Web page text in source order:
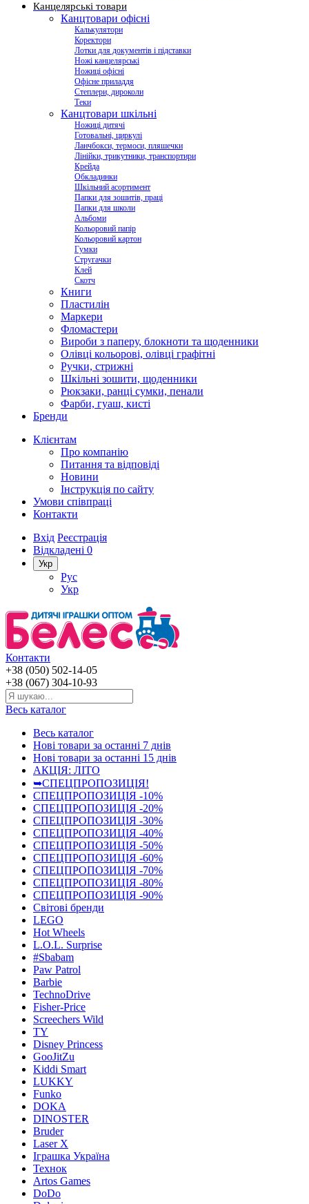
Канцелярські товари
Канцтовари офісні
Калькулятори
Коректори
Лотки для документів і підставки
Ножі канцелярські
Ножиці офісні
Офісне приладдя
Степлери, дироколи
Теки
Канцтовари шкільні
Ножиці дитячі
Готовальні, циркулі
Ланчбокси, термоси, пляшечки
Лінійки, трикутники, транспортири
Крейда
Обкладинки
Шкільний асортимент
Папки для зошитів, праці
Папки для школи
Альбоми
Кольоровий папір
Кольоровий картон
Гумки
Стругачки
Клей
Скотч
Книги
Пластилін
Маркери
Фломастери
Вироби з паперу, блокноти та щоденники
Олівці кольорові, олівці графітні
Ручки, стрижні
Шкільні зошити, щоденники
Рюкзаки, ранці сумки, пенали
Фарби, гуаш, кисті
Бренди
Клієнтам
Про компанію
Питання та відповіді
Новини
Інструкція по сайту
Умови співпраці
Контакти
Вхід Реєстрація
Відкладені 0
Укр
Рус
Укр
Контакти
+38 (050) 502-14-05
+38 (067) 304-10-93
Весь каталог
Весь каталог
Нові товари за останнi 7 днiв
Нові товари за останнi 15 днiв
АКЦІЯ: ЛІТО
➥СПЕЦПРОПОЗИЦІЯ!
СПЕЦПРОПОЗИЦІЯ -10%
СПЕЦПРОПОЗИЦІЯ -20%
СПЕЦПРОПОЗИЦІЯ -30%
СПЕЦПРОПОЗИЦІЯ -40%
СПЕЦПРОПОЗИЦІЯ -50%
СПЕЦПРОПОЗИЦІЯ -60%
СПЕЦПРОПОЗИЦІЯ -70%
СПЕЦПРОПОЗИЦІЯ -80%
СПЕЦПРОПОЗИЦІЯ -90%
Світові бренди
LEGO
Hot Wheels
L.O.L. Surprise
#Sbabam
Paw Patrol
Barbie
TechnoDrive
Fisher-Price
Screechers Wild
TY
Disney Princess
GooJitZu
Kiddi Smart
LUKKY
Funko
DOKA
DINOSTER
Bruder
Laser X
Іграшка Україна
Технок
Artos Games
DoDo